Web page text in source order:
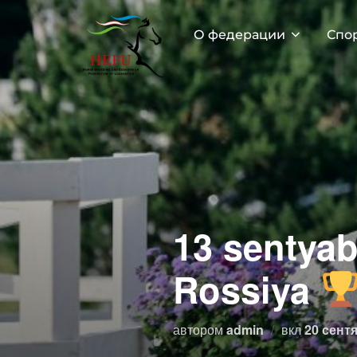
Перейти
содержимому
О федерации
13
Rossiya
авторомadmin вкл20